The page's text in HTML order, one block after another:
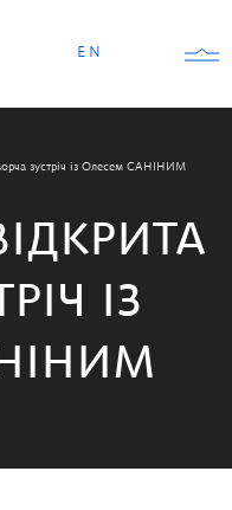
EN
зустріч із Олесем САНІНИМ
ІЗ